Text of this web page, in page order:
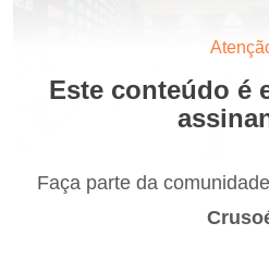
Este conteúdo é
Faça parte da